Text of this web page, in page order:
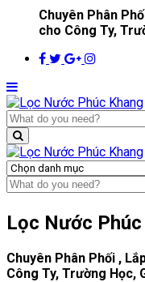
Chuyên Phân
cho Công Ty,
Lọc Nước
Chuyên Phân Phối ,
Công Ty, Trường Học,